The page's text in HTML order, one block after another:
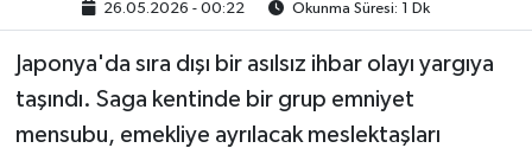
26.05.2026 - 00:22 Okunma Süresi: 1 Dk
Japonya'da sıra dışı bir asılsız ihbar olayı yargıya
taşındı. Saga kentinde bir grup emniyet
mensubu, emekliye ayrılacak meslektaşları
Yurt
2024 Seçim Sonuçları